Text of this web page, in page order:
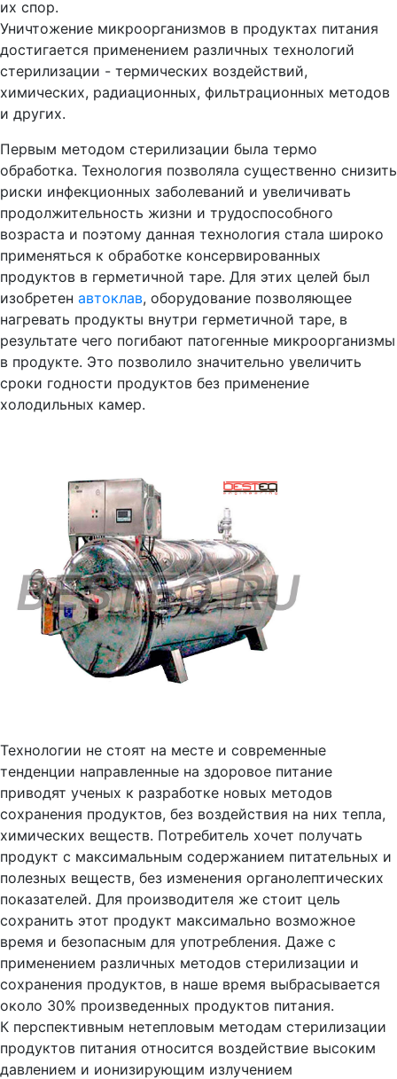
их спор.
Уничтожение микроорганизмов в продуктах питания
достигается применением различных технологий
стерилизации - термических воздействий,
химических, радиационных, фильтрационных методов
и других.
Первым методом стерилизации была термо
обработка. Технология позволяла существенно снизить
риски инфекционных заболеваний и увеличивать
продолжительность жизни и трудоспособного
возраста и поэтому данная технология стала широко
применяться к обработке консервированных
продуктов в герметичной таре. Для этих целей был
изобретен автоклав, оборудование позволяющее
нагревать продукты внутри герметичной таре, в
результате чего погибают патогенные микроорганизмы
в продукте. Это позволило значительно увеличить
сроки годности продуктов без применение
холодильных камер.
Технологии не стоят на месте и современные
тенденции направленные на здоровое питание
приводят ученых к разработке новых методов
сохранения продуктов, без воздействия на них тепла,
химических веществ. Потребитель хочет получать
продукт с максимальным содержанием питательных и
полезных веществ, без изменения органолептических
показателей. Для производителя же стоит цель
сохранить этот продукт максимально возможное
время и безопасным для употребления. Даже с
применением различных методов стерилизации и
сохранения продуктов, в наше время выбрасывается
около 30% произведенных продуктов питания.
К перспективным нетепловым методам стерилизации
продуктов питания относится воздействие высоким
давлением и ионизирующим излучением